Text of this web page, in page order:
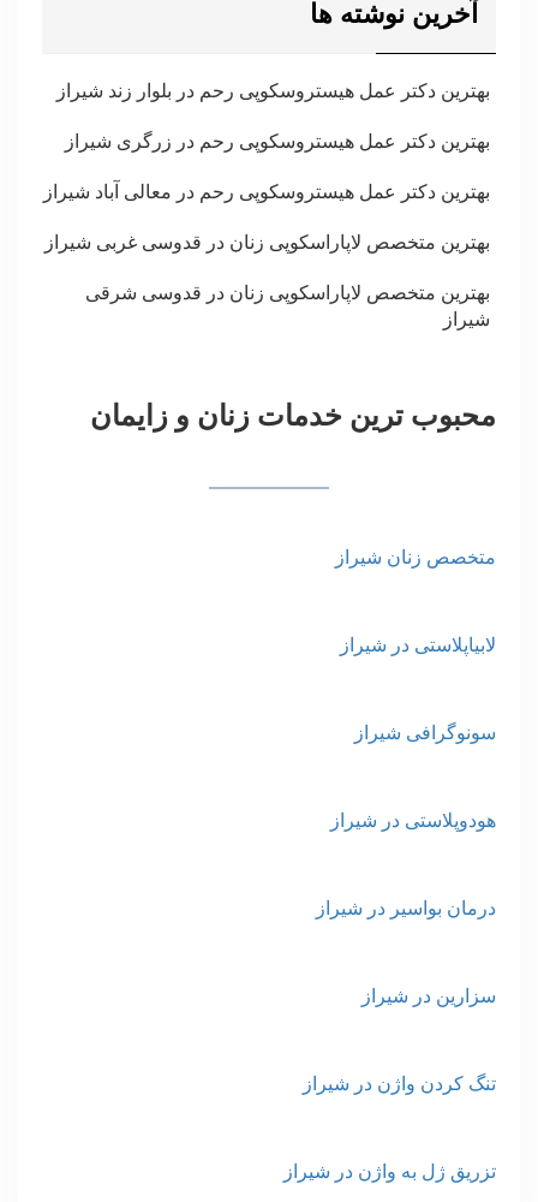
آخرین نوشته ها
بهترین دکتر عمل هیستروسکوپی رحم در بلوار زند شیراز
بهترین دکتر عمل هیستروسکوپی رحم در زرگری شیراز
بهترین دکتر عمل هیستروسکوپی رحم در معالی آباد شیراز
بهترین متخصص لاپاراسکوپی زنان در قدوسی غربی شیراز
بهترین متخصص لاپاراسکوپی زنان در قدوسی شرقی
شیراز
محبوب ترین خدمات زنان و زایمان
متخصص زنان شیراز
لابیاپلاستی در شیراز
سونوگرافی شیراز
هودوپلاستی در شیراز
درمان بواسیر در شیراز
سزارین در شیراز
تنگ کردن واژن در شیراز
تزریق ژل به واژن در شیراز